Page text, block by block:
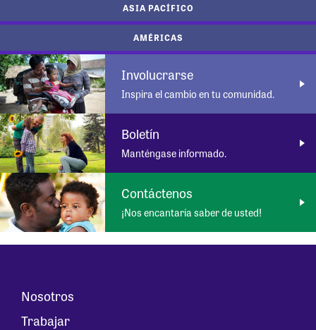
ASIA PACÍFICO
AMÉRICAS
Involucrarse
Inspira el cambio en tu comunidad.
Boletín
Manténgase informado.
Contáctenos
¡Nos encantaría saber de usted!
Nosotros
Trabajar